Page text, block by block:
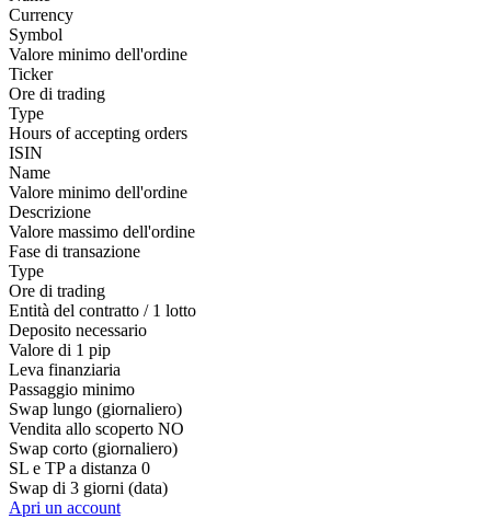
Currency
Symbol
Valore minimo dell'ordine
Ticker
Ore di trading
Type
Hours of accepting orders
ISIN
Name
Valore minimo dell'ordine
Descrizione
Valore massimo dell'ordine
Fase di transazione
Type
Ore di trading
Entità del contratto / 1 lotto
Deposito necessario
Valore di 1 pip
Leva finanziaria
Passaggio minimo
Swap lungo (giornaliero)
Vendita allo scoperto NO
Swap corto (giornaliero)
SL e TP a distanza 0
Swap di 3 giorni (data)
Apri un account